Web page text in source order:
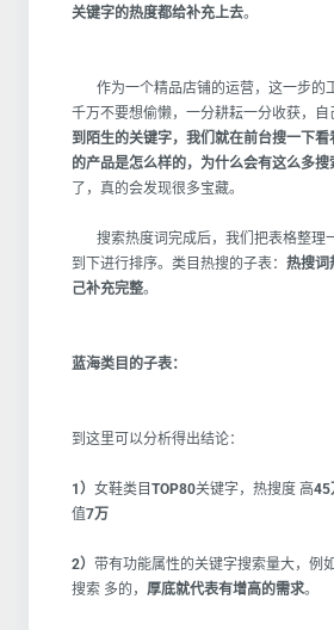
关键字的热度都给补充上去。
作为一个精品店铺的运营，这一步的
千万不要想偷懒，一分耕耘一分收获，自
到陌生的关键字，我们就在前台搜一下
的产品是怎么样的，为什么会有这么多搜
了，真的会发现很多宝藏。
搜索热度词完成后，我们把表格整理
到下进行排序。类目热搜的子表： 热搜词
己补充完整。
蓝海类目的子表：
到这里可以分析得出结论：
1） 女鞋类目 TOP80关键字，热搜度 高45
值7万
2） 带有功能属性的关键字搜索量大，例
搜索 多的， 厚底就代表有增高的需求。